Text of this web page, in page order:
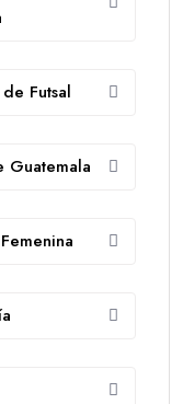
Futsal
Guatemala